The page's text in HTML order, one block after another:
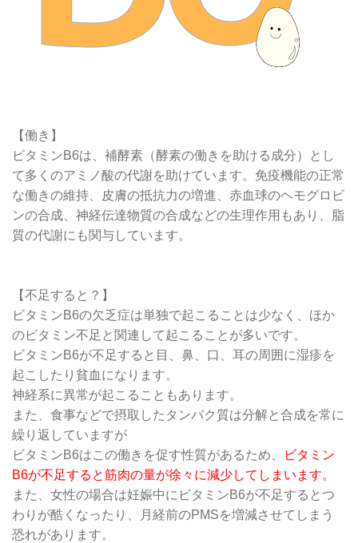
【働き】
ビタミンB6は、補酵素（酵素の働きを助ける成分）とし
て多くのアミノ酸の代謝を助けています。免疫機能の正常
な働きの維持、皮膚の抵抗力の増進、赤血球のヘモグロビ
ンの合成、神経伝達物質の合成などの生理作用もあり、脂
質の代謝にも関与しています。
【不足すると？】
ビタミンB6の欠乏症は単独で起こることは少なく、ほか
のビタミン不足と関連して起こることが多いです。
ビタミンB6が不足すると目、鼻、口、耳の周囲に湿疹を
起こしたり貧血になります。
神経系に異常が起こることもあります。
また、食事などで摂取したタンパク質は分解と合成を常に
繰り返していますが
ビタミンB6はこの働きを促す性質があるため、
ビタミン
B6が不足すると筋肉の量が徐々に減少してしまいます。
また、女性の場合は妊娠中にビタミンB6が不足するとつ
わりが酷くなったり、月経前のPMSを増減させてしまう
恐れがあります。